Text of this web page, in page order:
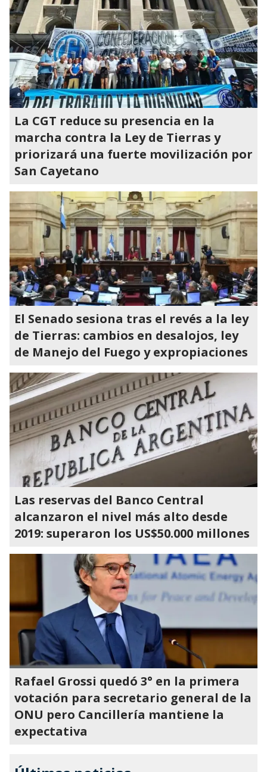
La CGT reduce su presencia en la
marcha contra la Ley de Tierras y
priorizará una fuerte movilización por
San Cayetano
El Senado sesiona tras el revés a la ley
de Tierras: cambios en desalojos, ley
de Manejo del Fuego y expropiaciones
Las reservas del Banco Central
alcanzaron el nivel más alto desde
2019: superaron los US$50.000 millones
Rafael Grossi quedó 3° en la primera
votación para secretario general de la
ONU pero Cancillería mantiene la
expectativa